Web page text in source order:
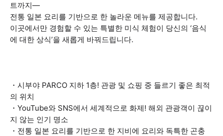
트까지—
전통 일본 요리를 기반으로 한 놀라운 메뉴를 제공합니다.
이곳에서만 경험할 수 있는 특별한 미식 체험이 당신의 ‘음식
에 대한 상식’을 새롭게 바꿔드립니다.
・시부야 PARCO 지하 1층! 관광 및 쇼핑 중 들르기 좋은 최적
의 위치
・YouTube와 SNS에서 세계적으로 화제! 해외 관광객이 끊이
지 않는 인기 명소
・전통 일본 요리를 기반으로 한 지비에 요리와 독특한 곤충